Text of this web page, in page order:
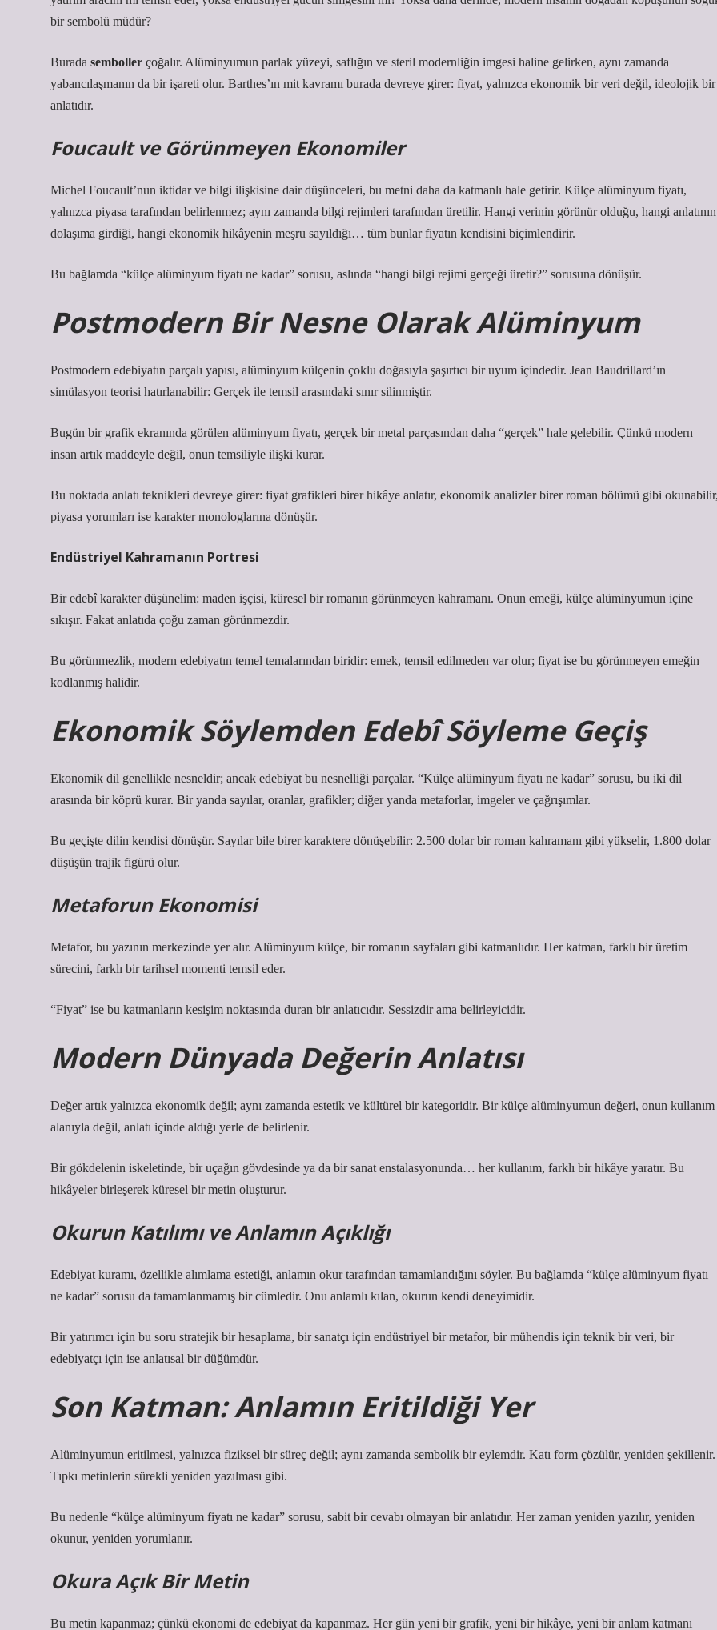
bir sembolü müdür?
Burada semboller çoğalır. Alüminyumun parlak yüzeyi, saflığın ve steril modernliğin imgesi haline gelirken, aynı zamanda
yabancılaşmanın da bir işareti olur. Barthes’ın mit kavramı burada devreye girer: fiyat, yalnızca ekonomik bir veri değil, ideolojik bir
anlatıdır.
Foucault ve Görünmeyen Ekonomiler
Michel Foucault’nun iktidar ve bilgi ilişkisine dair düşünceleri, bu metni daha da katmanlı hale getirir. Külçe alüminyum fiyatı,
yalnızca piyasa tarafından belirlenmez; aynı zamanda bilgi rejimleri tarafından üretilir. Hangi verinin görünür olduğu, hangi anlatının
dolaşıma girdiği, hangi ekonomik hikâyenin meşru sayıldığı… tüm bunlar fiyatın kendisini biçimlendirir.
Bu bağlamda “külçe alüminyum fiyatı ne kadar” sorusu, aslında “hangi bilgi rejimi gerçeği üretir?” sorusuna dönüşür.
Postmodern Bir Nesne Olarak Alüminyum
Postmodern edebiyatın parçalı yapısı, alüminyum külçenin çoklu doğasıyla şaşırtıcı bir uyum içindedir. Jean Baudrillard’ın
simülasyon teorisi hatırlanabilir: Gerçek ile temsil arasındaki sınır silinmiştir.
Bugün bir grafik ekranında görülen alüminyum fiyatı, gerçek bir metal parçasından daha “gerçek” hale gelebilir. Çünkü modern
insan artık maddeyle değil, onun temsiliyle ilişki kurar.
Bu noktada anlatı teknikleri devreye girer: fiyat grafikleri birer hikâye anlatır, ekonomik analizler birer roman bölümü gibi
piyasa yorumları ise karakter monologlarına dönüşür.
Endüstriyel Kahramanın Portresi
Bir edebî karakter düşünelim: maden işçisi, küresel bir romanın görünmeyen kahramanı. Onun emeği, külçe alüminyumun içine
sıkışır. Fakat anlatıda çoğu zaman görünmezdir.
Bu görünmezlik, modern edebiyatın temel temalarından biridir: emek, temsil edilmeden var olur; fiyat ise bu görünmeyen emeğin
kodlanmış halidir.
Ekonomik Söylemden Edebî Söyleme Geçiş
Ekonomik dil genellikle nesneldir; ancak edebiyat bu nesnelliği parçalar. “Külçe alüminyum fiyatı ne kadar” sorusu, bu iki dil
arasında bir köprü kurar. Bir yanda sayılar, oranlar, grafikler; diğer yanda metaforlar, imgeler ve çağrışımlar.
Bu geçişte dilin kendisi dönüşür. Sayılar bile birer karaktere dönüşebilir: 2.500 dolar bir roman kahramanı gibi yükselir, 1.800 dolar
düşüşün trajik figürü olur.
Metaforun Ekonomisi
Metafor, bu yazının merkezinde yer alır. Alüminyum külçe, bir romanın sayfaları gibi katmanlıdır. Her katman, farklı bir üretim
sürecini, farklı bir tarihsel momenti temsil eder.
“Fiyat” ise bu katmanların kesişim noktasında duran bir anlatıcıdır. Sessizdir ama belirleyicidir.
Modern Dünyada Değerin Anlatısı
Değer artık yalnızca ekonomik değil; aynı zamanda estetik ve kültürel bir kategoridir. Bir külçe alüminyumun değeri, onun kullanım
alanıyla değil, anlatı içinde aldığı yerle de belirlenir.
Bir gökdelenin iskeletinde, bir uçağın gövdesinde ya da bir sanat enstalasyonunda… her kullanım, farklı bir hikâye yaratır. Bu
hikâyeler birleşerek küresel bir metin oluşturur.
Okurun Katılımı ve Anlamın Açıklığı
Edebiyat kuramı, özellikle alımlama estetiği, anlamın okur tarafından tamamlandığını söyler. Bu bağlamda “külçe alüminyum fiyatı
ne kadar” sorusu da tamamlanmamış bir cümledir. Onu anlamlı kılan, okurun kendi deneyimidir.
Bir yatırımcı için bu soru stratejik bir hesaplama, bir sanatçı için endüstriyel bir metafor, bir mühendis için teknik bir veri, bir
edebiyatçı için ise anlatısal bir düğümdür.
Son Katman: Anlamın Eritildiği Yer
Alüminyumun eritilmesi, yalnızca fiziksel bir süreç değil; aynı zamanda sembolik bir eylemdir. Katı form çözülür, yeniden şekillenir.
Tıpkı metinlerin sürekli yeniden yazılması gibi.
Bu nedenle “külçe alüminyum fiyatı ne kadar” sorusu, sabit bir cevabı olmayan bir anlatıdır. Her zaman yeniden yazılır, yeniden
okunur, yeniden yorumlanır.
Okura Açık Bir Metin
Bu metin kapanmaz; çünkü ekonomi de edebiyat da kapanmaz. Her gün yeni bir grafik, yeni bir hikâye, yeni bir anlam katmanı